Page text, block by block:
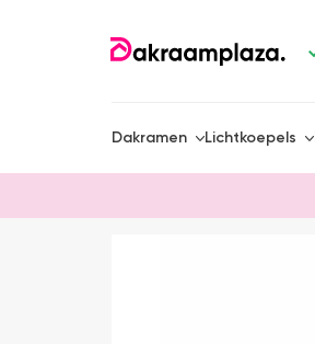
Dakramen Lichtkoepels